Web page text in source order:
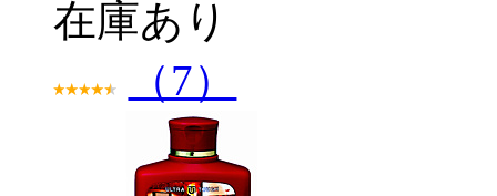
在庫あり
（7）